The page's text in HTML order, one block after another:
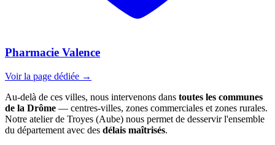
Pharmacie Valence
Voir la page dédiée →
Au-delà de ces villes, nous intervenons dans toutes les communes
de la Drôme — centres-villes, zones commerciales et zones rurales.
Notre atelier de Troyes (Aube) nous permet de desservir l'ensemble
du département avec des délais maîtrisés.